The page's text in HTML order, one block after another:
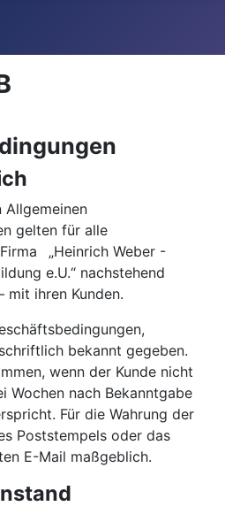
Allgemeinen
gelten für alle
„Heinrich Weber -
e.U.“ nachstehend
mit ihren Kunden.
bekannt gegeben.
wenn der Kunde nicht
Wochen nach Bekanntgabe
Für die Wahrung der
Poststempels oder das
E-Mail maßgeblich.